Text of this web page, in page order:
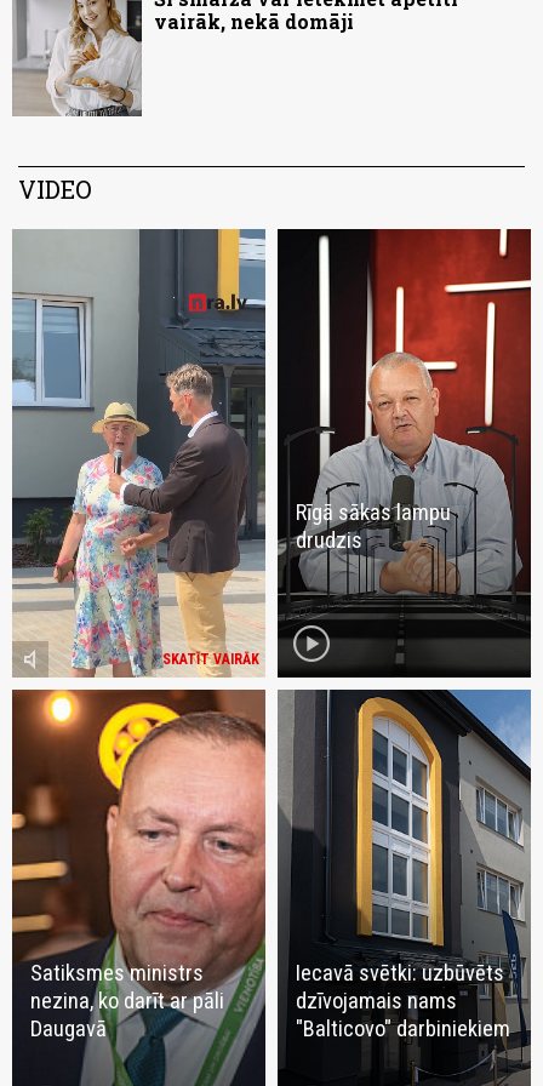
vairāk, nekā domāji
VIDEO
SKATĪT VAIRĀK
volume_mute
Rīgā sākas lampu
drudzis
play_circle
Satiksmes ministrs
nezina, ko darīt ar pāli
Daugavā
Iecavā svētki: uzbūvēts
dzīvojamais nams
"Balticovo" darbiniekiem